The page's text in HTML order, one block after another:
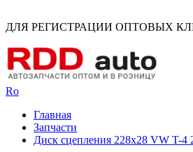
ДЛЯ РЕГИСТРАЦИИ ОПТОВЫХ
Ro
Главная
Запчасти
Диск сцепления 228x28 VW T-4